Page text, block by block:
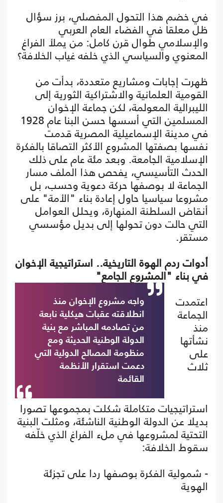
في خضم هذا التحول المفصلي، برز سؤال
ظل معلقا في الفضاء العام العربي
والإسلامي طوال قرن كامل: من يملأ الفراغ
المعنوي والسياسي الذي خلفه غياب الخلافة؟
ظهرت إجابات ومشاريع متعددة، بدأت من
القومية العلمانية والاشتراكية الثورية إلى
الليبرالية المعولمة، لكن جماعة الإخوان
المسلمين التي أسسها حسن البنا عام 1928
في مدينة الإسماعيلية المصرية قدمت
نفسها بصفتها المشروع الأكثر التصاقا بالفكرة
الإسلامية الجامعة. وبعد مئة عام على ذلك
الحدث التأسيسي، يفحص هذا الملف مسار
الجماعة لا بوصفها حركة دعوية وحسب، بل
مشروعا سياسيا حاول إعادة بناء "الأمة" على
أنقاض السلطنة المنهارة، ويحلل العوامل
التي حالت دون تحولها إلى بديل مؤسسي
مستقر.
أدوات ردم الهوة التاريخية.. استراتيجية الإخوان
في بناء "المشروع الجامع"
واجه مشروع الإخوان منذ
انطلاقته عقبات هيكلية نابعة
من تصادمه المباشر مع بنية
الدولة الوطنية الحديثة ومع
منظومة المصالح الدولية التي
دعمت استقرار الأنظمة
القائمة
اعتمدت
الجماعة
منذ
نشأتها
على
ثلاث
استراتيجيات متكاملة شكلت بمجموعها تصورا
بديلا عن الدولة الوطنية الناشئة، ومثلت البنية
التحتية لمشروعها في ملء الفراغ الذي خلّفه
سقوط الخلافة:
- شمولية الفكرة بوصفها ردا على تجزئة
الهوية